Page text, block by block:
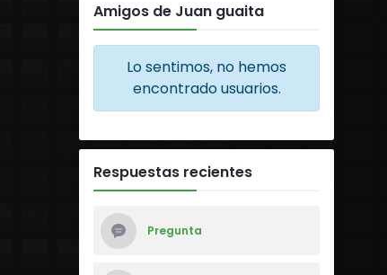
Amigos de Juan guaita
Lo sentimos, no hemos
encontrado usuarios.
Respuestas recientes
Pregunta